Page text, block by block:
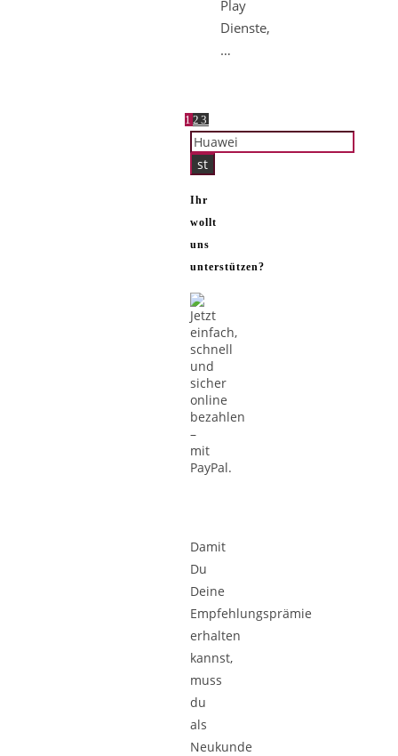
Play
Dienste,
…
1 2 3
Ihr
wollt
uns
unterstützen?
Damit
Du
Deine
Empfehlungsprämie
erhalten
kannst,
muss
du
als
Neukunde